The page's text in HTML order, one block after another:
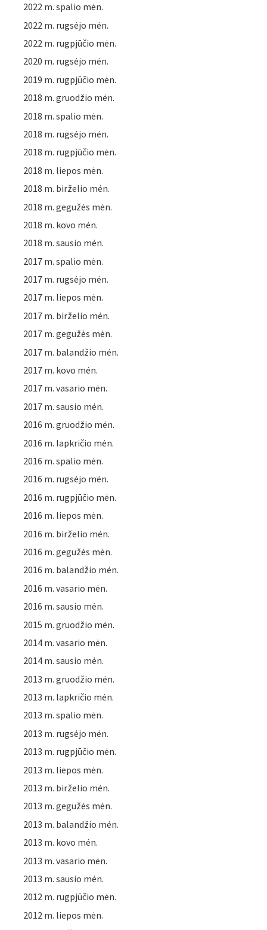
2022 m. spalio mėn.
2022 m. rugsėjo mėn.
2022 m. rugpjūčio mėn.
2020 m. rugsėjo mėn.
2019 m. rugpjūčio mėn.
2018 m. gruodžio mėn.
2018 m. spalio mėn.
2018 m. rugsėjo mėn.
2018 m. rugpjūčio mėn.
2018 m. liepos mėn.
2018 m. birželio mėn.
2018 m. gegužės mėn.
2018 m. kovo mėn.
2018 m. sausio mėn.
2017 m. spalio mėn.
2017 m. rugsėjo mėn.
2017 m. liepos mėn.
2017 m. birželio mėn.
2017 m. gegužės mėn.
2017 m. balandžio mėn.
2017 m. kovo mėn.
2017 m. vasario mėn.
2017 m. sausio mėn.
2016 m. gruodžio mėn.
2016 m. lapkričio mėn.
2016 m. spalio mėn.
2016 m. rugsėjo mėn.
2016 m. rugpjūčio mėn.
2016 m. liepos mėn.
2016 m. birželio mėn.
2016 m. gegužės mėn.
2016 m. balandžio mėn.
2016 m. vasario mėn.
2016 m. sausio mėn.
2015 m. gruodžio mėn.
2014 m. vasario mėn.
2014 m. sausio mėn.
2013 m. gruodžio mėn.
2013 m. lapkričio mėn.
2013 m. spalio mėn.
2013 m. rugsėjo mėn.
2013 m. rugpjūčio mėn.
2013 m. liepos mėn.
2013 m. birželio mėn.
2013 m. gegužės mėn.
2013 m. balandžio mėn.
2013 m. kovo mėn.
2013 m. vasario mėn.
2013 m. sausio mėn.
2012 m. rugpjūčio mėn.
2012 m. liepos mėn.